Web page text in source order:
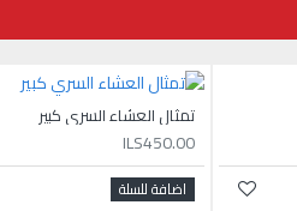
تمثال العشاء السري كبير
ILS450.00
اضافة للسلة